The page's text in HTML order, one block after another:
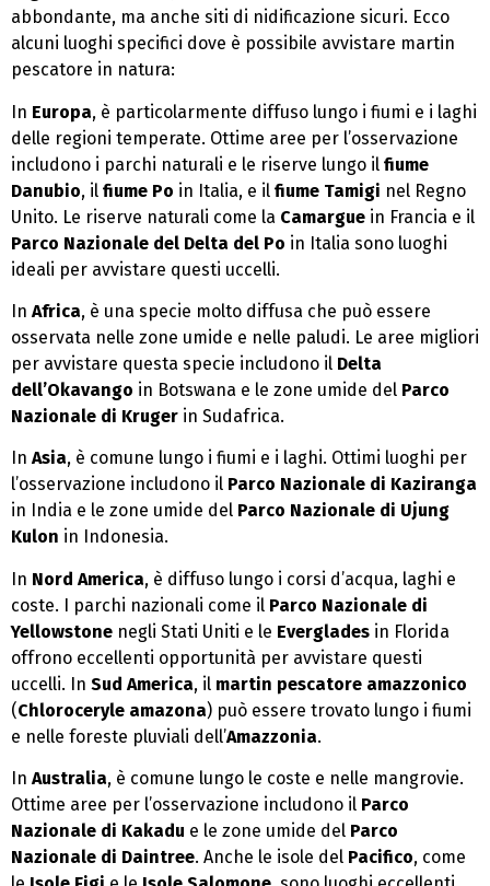
abbondante, ma anche siti di nidificazione sicuri. Ecco
alcuni luoghi specifici dove è possibile avvistare martin
pescatore in natura:
In Europa, è particolarmente diffuso lungo i fiumi e i laghi
delle regioni temperate. Ottime aree per l’osservazione
includono i parchi naturali e le riserve lungo il fiume
Danubio, il fiume Po in Italia, e il fiume Tamigi nel Regno
Unito. Le riserve naturali come la Camargue in Francia e il
Parco Nazionale del Delta del Po in Italia sono luoghi
ideali per avvistare questi uccelli.
In Africa, è una specie molto diffusa che può essere
osservata nelle zone umide e nelle paludi. Le aree migliori
per avvistare questa specie includono il Delta
dell’Okavango in Botswana e le zone umide del Parco
Nazionale di Kruger in Sudafrica.
In Asia, è comune lungo i fiumi e i laghi. Ottimi luoghi per
l’osservazione includono il Parco Nazionale di Kaziranga
in India e le zone umide del Parco Nazionale di Ujung
Kulon in Indonesia.
In Nord America, è diffuso lungo i corsi d’acqua, laghi e
coste. I parchi nazionali come il Parco Nazionale di
Yellowstone negli Stati Uniti e le Everglades in Florida
offrono eccellenti opportunità per avvistare questi
uccelli. In Sud America, il martin pescatore amazzonico
(Chloroceryle amazona) può essere trovato lungo i fiumi
e nelle foreste pluviali dell’Amazzonia.
In Australia, è comune lungo le coste e nelle mangrovie.
Ottime aree per l’osservazione includono il Parco
Nazionale di Kakadu e le zone umide del Parco
Nazionale di Daintree. Anche le isole del Pacifico, come